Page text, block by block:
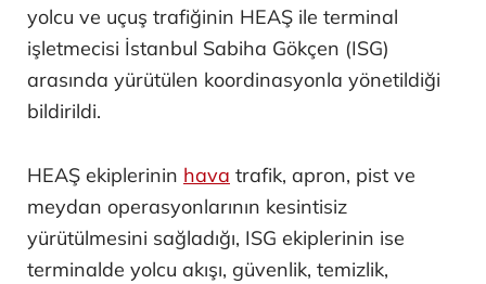
yolcu ve uçuş trafiğinin HEAŞ ile terminal
işletmecisi İstanbul Sabiha Gökçen (ISG)
arasında yürütülen koordinasyonla yönetildiği
bildirildi.
HEAŞ ekiplerinin hava trafik, apron, pist ve
meydan operasyonlarının kesintisiz
yürütülmesini sağladığı, ISG ekiplerinin ise
terminalde yolcu akışı, güvenlik, temizlik,